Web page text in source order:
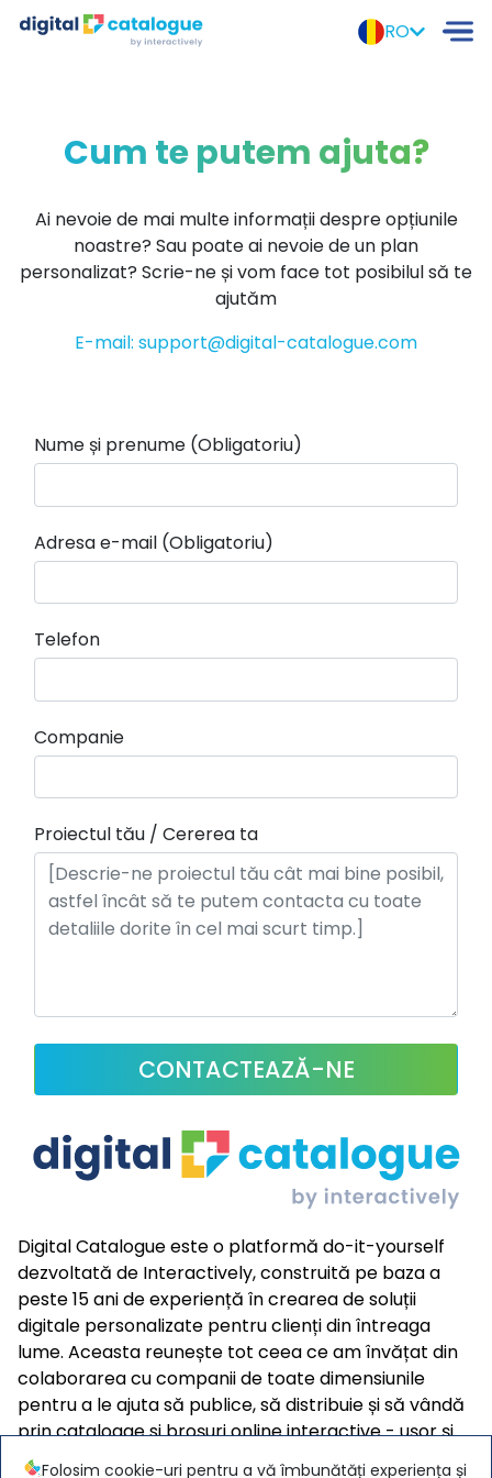
Folosim cookie-uri pentru a vă îmbunătăți experiența și
RO
Cum te putem ajuta?
Ai nevoie de mai multe informații despre opțiunile
noastre? Sau poate ai nevoie de un plan
personalizat? Scrie-ne și vom face tot posibilul să te
ajutăm
E-mail: support@digital-catalogue.com
Nume și prenume (Obligatoriu)
Adresa e-mail (Obligatoriu)
Telefon
Companie
Proiectul tău / Cererea ta
CONTACTEAZĂ-NE
Digital Catalogue este o platformă do-it-yourself
dezvoltată de Interactively, construită pe baza a
peste 15 ani de experiență în crearea de soluții
digitale personalizate pentru clienți din întreaga
lume. Aceasta reunește tot ceea ce am învățat din
colaborarea cu companii de toate dimensiunile
pentru a le ajuta să publice, să distribuie și să vândă
prin cataloage si broșuri online interactive - ușor și
eficient.